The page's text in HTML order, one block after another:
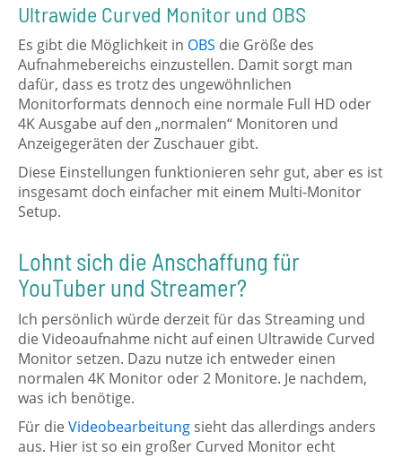
Ultrawide Curved Monitor und OBS
Es gibt die Möglichkeit in OBS die Größe des
Aufnahmebereichs einzustellen. Damit sorgt man
dafür, dass es trotz des ungewöhnlichen
Monitorformats dennoch eine normale Full HD oder
4K Ausgabe auf den „normalen“ Monitoren und
Anzeigegeräten der Zuschauer gibt.
Diese Einstellungen funktionieren sehr gut, aber es ist
insgesamt doch einfacher mit einem Multi-Monitor
Setup.
Lohnt sich die Anschaffung für
YouTuber und Streamer?
Ich persönlich würde derzeit für das Streaming und
die Videoaufnahme nicht auf einen Ultrawide Curved
Monitor setzen. Dazu nutze ich entweder einen
normalen 4K Monitor oder 2 Monitore. Je nachdem,
was ich benötige.
Für die Videobearbeitung sieht das allerdings anders
aus. Hier ist so ein großer Curved Monitor echt